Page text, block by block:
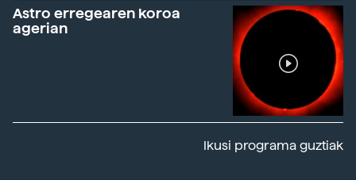
Astro erregearen koroa
agerian
Ikusi programa guztiak